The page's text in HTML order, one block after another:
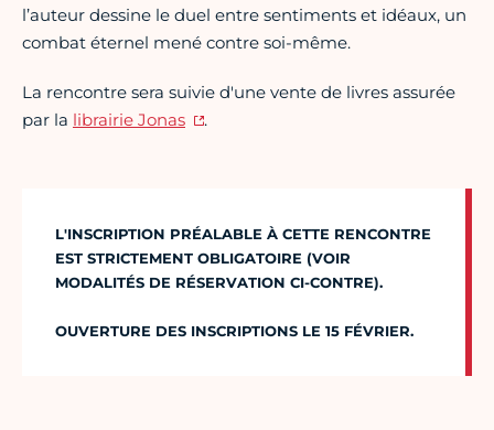
l’auteur dessine le duel entre sentiments et idéaux, un
combat éternel mené contre soi-même.
La rencontre sera suivie d'une vente de livres assurée
par la librairie Jonas .
L'INSCRIPTION PRÉALABLE À CETTE RENCONTRE
EST STRICTEMENT OBLIGATOIRE (VOIR
MODALITÉS DE RÉSERVATION CI-CONTRE).
OUVERTURE DES INSCRIPTIONS LE 15 FÉVRIER.